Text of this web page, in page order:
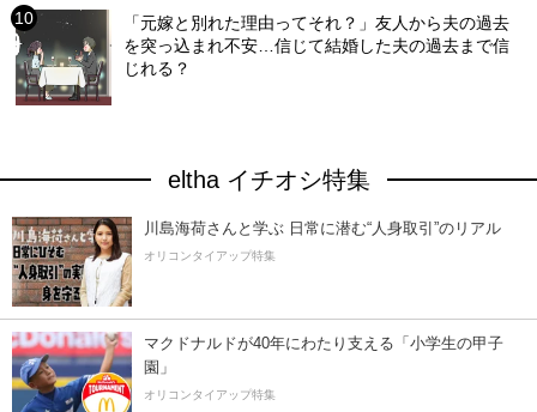
「元嫁と別れた理由ってそれ？」友人から夫の過去
を突っ込まれ不安…信じて結婚した夫の過去まで信
じれる？
eltha イチオシ特集
川島海荷さんと学ぶ 日常に潜む“人身取引”のリアル
オリコンタイアップ特集
マクドナルドが40年にわたり支える「小学生の甲子
園」
オリコンタイアップ特集